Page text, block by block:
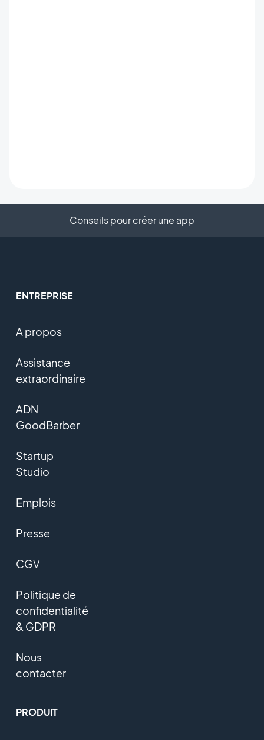
Conseils pour créer une app
ENTREPRISE
A propos
Assistance
extraordinaire
ADN
GoodBarber
Startup
Studio
Emplois
Presse
CGV
Politique de
confidentialité
& GDPR
Nous
contacter
PRODUIT